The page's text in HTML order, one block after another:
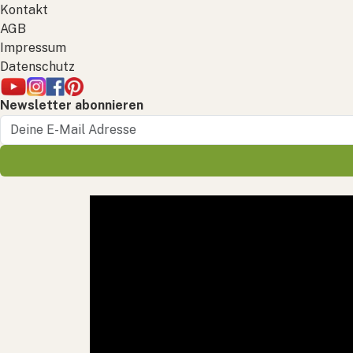
Kontakt
AGB
Impressum
Datenschutz
Newsletter abonnieren